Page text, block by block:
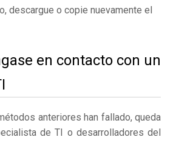
descargue o copie nuevamente el
en contacto con un
anteriores han fallado, queda
de TI o desarrolladores del